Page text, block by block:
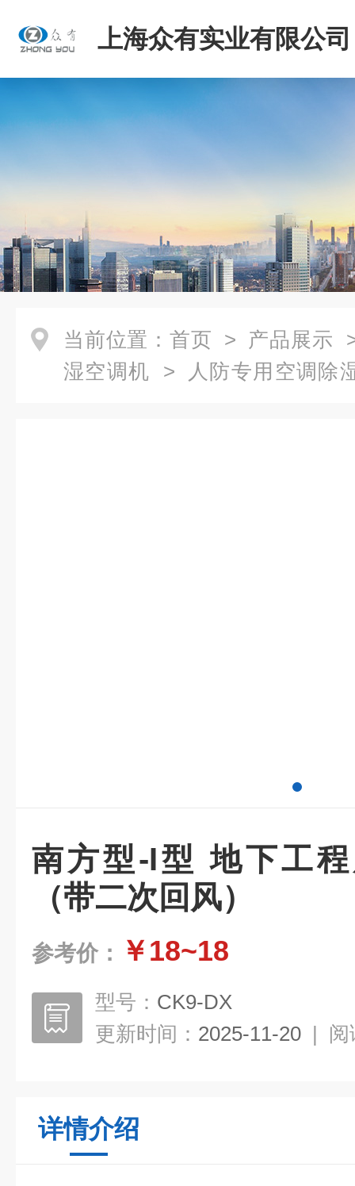
上海众有实业有限公司
当前位置： 首页 > 产品展示
湿空调机 >
人防专用空调除
南方型-I型 地下工
（带二次回风）
参考价： ￥18~18
型号： CK9-DX
更新时间： 2025-11-20 | 阅
详情介绍